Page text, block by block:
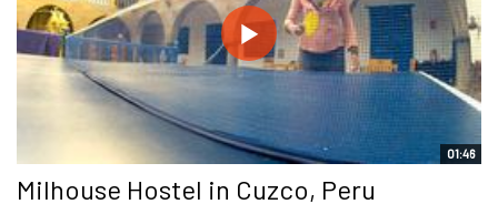
01:46
Milhouse Hostel in Cuzco, Peru